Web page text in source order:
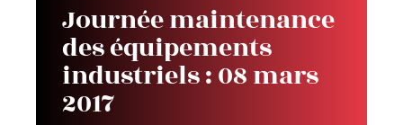
Journée maintenance
des équipements
industriels : 08 mars
2017